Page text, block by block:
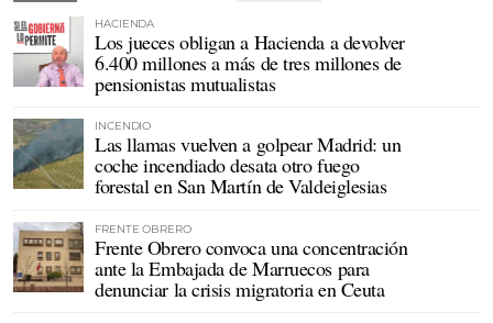
HACIENDA
Los jueces obligan a Hacienda a devolver
6.400 millones a más de tres millones de
pensionistas mutualistas
INCENDIO
Las llamas vuelven a golpear Madrid: un
coche incendiado desata otro fuego
forestal en San Martín de Valdeiglesias
FRENTE OBRERO
Frente Obrero convoca una concentración
ante la Embajada de Marruecos para
denunciar la crisis migratoria en Ceuta